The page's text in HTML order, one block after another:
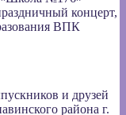
концерт,
ВПК
и друзей
района г.